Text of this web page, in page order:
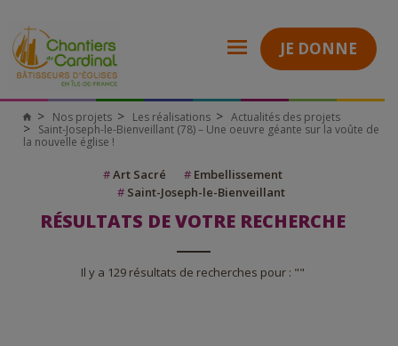
JE DONNE
Nos projets Les réalisations
Actualités des projets
Saint-Joseph-le-Bienveillant (78) – Une oeuvre géante sur la voûte de
la nouvelle église !
#Art Sacré #Embellissement
# Saint-Joseph-le-Bienveillant
RÉSULTATS DE VOTRE RECHERCHE
Il y a 129 résultats de recherches pour : ""